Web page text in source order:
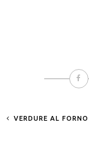
VERDURE AL FORNO